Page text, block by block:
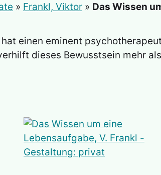
» Frankl, Viktor » Das Wissen
einen eminent
dieses Bewusstsein mehr